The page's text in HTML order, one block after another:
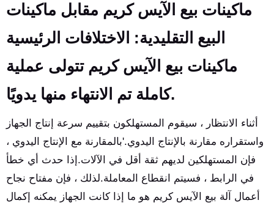
ماكينات بيع الآيس كريم مقابل ماكينات
البيع التقليدية: الاختلافات الرئيسية
ماكينات بيع الآيس كريم تتولى عملية
كاملة تم الانتهاء منها يدويًا.
أثناء الانتظار ، سيقوم المستهلكون بتقييم سرعة إنتاج الجهاز
واستقراره مقارنة بالإنتاج اليدوي.'بالمقارنة مع الإنتاج اليدوي ،
فإن المستهلكين لديهم ثقة أقل في الآلات.إذا حدث أي خطأ
في الرابط ، فسيتم انقطاع المعاملة.لذلك ، فإن مفتاح نجاح
أعمال آلة بيع الآيس كريم هو ما إذا كانت الجهاز يمكنه إكمال